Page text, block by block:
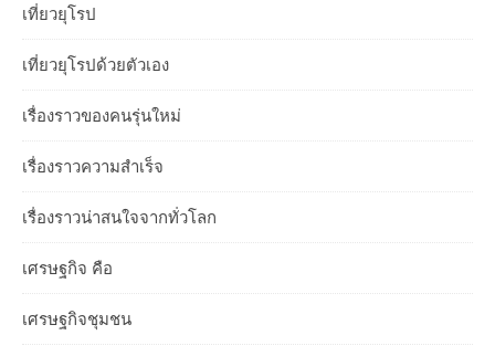
เที่ยวยุโรป
เที่ยวยุโรปด้วยตัวเอง
เรื่องราวของคนรุ่นใหม่
เรื่องราวความสำเร็จ
เรื่องราวน่าสนใจจากทั่วโลก
เศรษฐกิจ คือ
เศรษฐกิจชุมชน